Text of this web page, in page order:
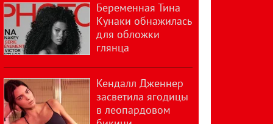
Беременная Тина
Кунаки обнажилась
для обложки
глянца
Кендалл Дженнер
засветила ягодицы
в леопардовом